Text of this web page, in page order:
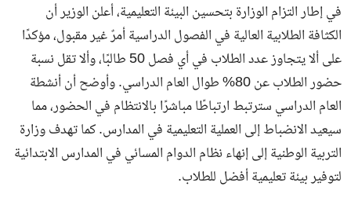
في إطار التزام الوزارة بتحسين البيئة التعليمية، أعلن الوزير أن
الكثافة الطلابية العالية في الفصول الدراسية أمرٌ غير مقبول، مؤكدًا
على ألا يتجاوز عدد الطلاب في أي فصل 50 طالبًا، وألا تقل نسبة
حضور الطلاب عن 80% طوال العام الدراسي. وأوضح أن أنشطة
العام الدراسي سترتبط ارتباطًا مباشرًا بالانتظام في الحضور، مما
سيعيد الانضباط إلى العملية التعليمية في المدارس. كما تهدف وزارة
التربية الوطنية إلى إنهاء نظام الدوام المسائي في المدارس الابتدائية
لتوفير بيئة تعليمية أفضل للطلاب.